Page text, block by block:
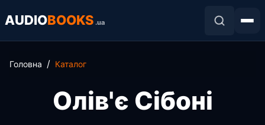
AUDIOBOOKS .ua
Головна Каталог
Олів'є Сібоні